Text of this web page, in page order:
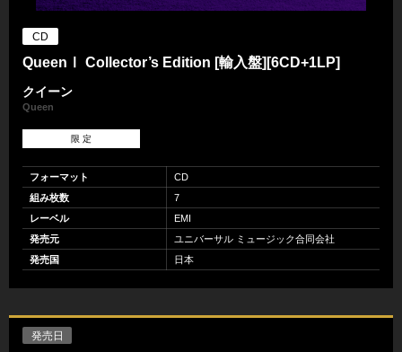
CD
QueenⅠ Collector’s Edition [輸入盤][6CD+1LP]
クイーン
Queen
限 定
フォーマット
CD
組み枚数
7
レーベル
EMI
発売元
ユニバーサル ミュージック合同会社
発売国
日本
発売日